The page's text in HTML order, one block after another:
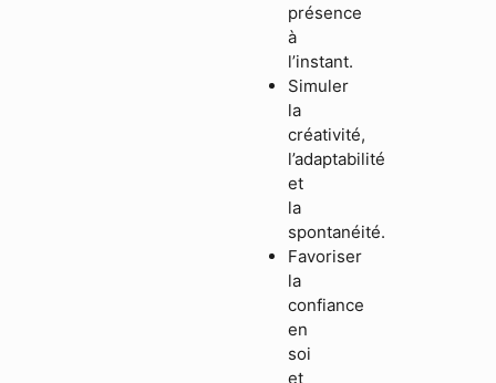
présence
à
l’instant.
Simuler
la
créativité,
l’adaptabilité
et
la
spontanéité.
Favoriser
la
confiance
en
soi
et